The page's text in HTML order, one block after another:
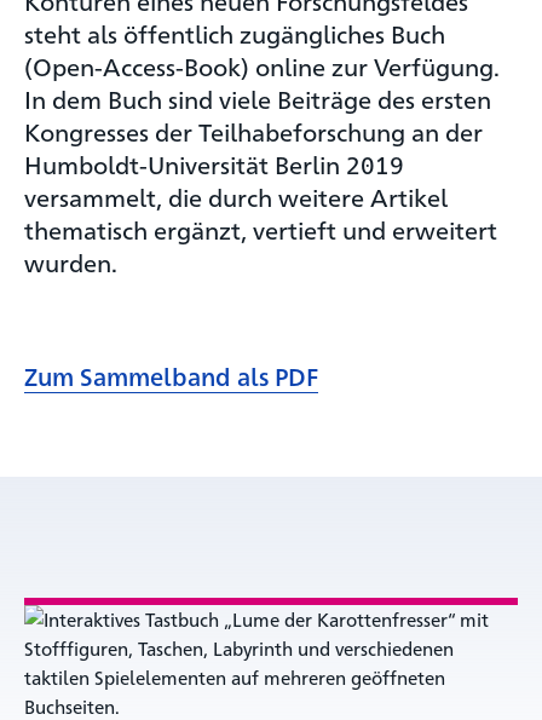
steht als öffentlich zugängliches Buch
(Open-Access-Book) online zur Verfügung.
In dem Buch sind viele Beiträge des ersten
Kongresses der Teilhabeforschung an der
Humboldt-Universität Berlin 2019
versammelt, die durch weitere Artikel
thematisch ergänzt, vertieft und erweitert
wurden.
Zum Sammelband als PDF